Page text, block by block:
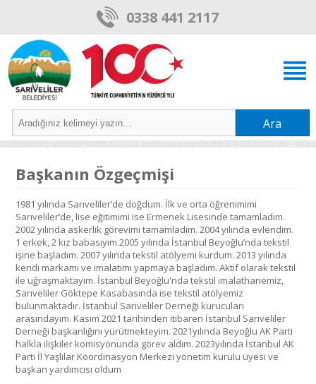
0338 441 2117
Ara
Başkanın Özgeçmişi
1981 yılında Sarıveliler’de doğdum. İlk ve orta öğrenimimi
Sarıveliler’de, lise eğitimimi ise Ermenek Lisesinde tamamladım.
2002 yılında askerlik görevimi tamamladım. 2004 yılında evlendim.
1 erkek, 2 kız babasıyım.2005 yılında İstanbul Beyoğlu’nda tekstil
işine başladım. 2007 yılında tekstil atölyemi kurdum. 2013 yılında
kendi markamı ve imalatımı yapmaya başladım. Aktif olarak tekstil
ile uğraşmaktayım. İstanbul Beyoğlu'nda tekstil imalathanemiz,
Sarıveliler Göktepe Kasabasında ise tekstil atölyemiz
bulunmaktadır. İstanbul Sarıveliler Derneği kurucuları
arasındayım. Kasım 2021 tarihinden itibaren İstanbul Sarıveliler
Derneği başkanlığını yürütmekteyim. 2021yılında Beyoğlu AK Parti
halkla ilişkiler komisyonunda görev aldım. 2023yılında İstanbul AK
Parti İl Yaşlılar Koordinasyon Merkezi yönetim kurulu üyesi ve
başkan yardımcısı oldum